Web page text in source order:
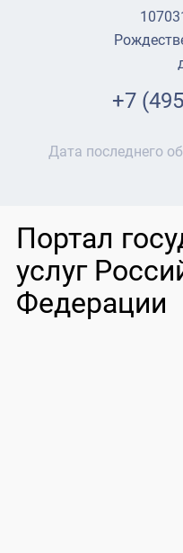
+7
Дата последнего
Портал
услуг
Федерации